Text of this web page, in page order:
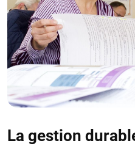
La gestion